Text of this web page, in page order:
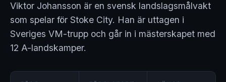
Viktor Johansson är en svensk landslagsmålvakt
som spelar för Stoke City. Han är uttagen i
Sveriges VM-trupp och går in i mästerskapet med
12 A-landskamper.